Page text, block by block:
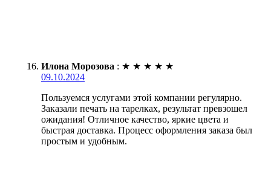
Илона Морозова : ★ ★ ★ ★ ★
09.10.2024
Пользуемся услугами этой компании регулярно.
Заказали печать на тарелках, результат превзошел
ожидания! Отличное качество, яркие цвета и
быстрая доставка. Процесс оформления заказа был
простым и удобным.